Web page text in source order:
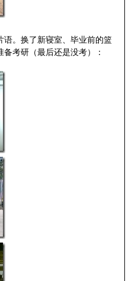
。换了新寝室、毕业前的篮
考研（最后还是没考）：